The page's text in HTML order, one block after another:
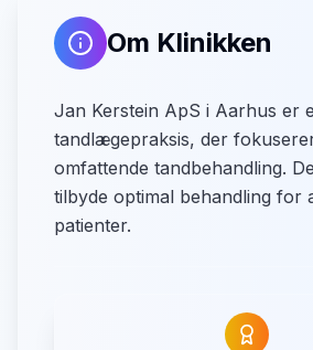
Om Klinikken
Jan Kerstein ApS i Aarhus er
tandlægepraksis, der
omfattende tandbehandling.
tilbyde optimal behandling for
patienter.